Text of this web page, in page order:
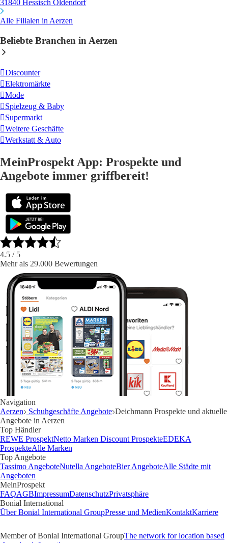
31840 Hessisch Oldendorf
Alle Filialen in Aerzen
Beliebte Branchen in Aerzen
Discounter
Elektromärkte
Mode
Spielzeug & Baby
Supermarkt
Weitere Geschäfte
Werkstatt & Auto
MeinProspekt App: Prospekte und
Angebote immer griffbereit!
4.5 / 5
Mehr als 29.000 Bewertungen
Navigation
Aerzen
Schuhgeschäfte Angebote Deichmann Prospekte und aktuelle
Angebote in Aerzen
Top Händler
REWE ProspektNetto Marken Discount ProspekteEDEKA
ProspekteAlle Marken
Top Angebote
Tassimo AngeboteNutella AngeboteBier AngeboteAlle Städte mit
Angeboten
MeinProspekt
FAQAGBImpressumDatenschutzPrivatsphäre
Bonial International
Über Bonial International GroupPresse und MedienKontaktKarriere
Member of Bonial International GroupThe network for location based